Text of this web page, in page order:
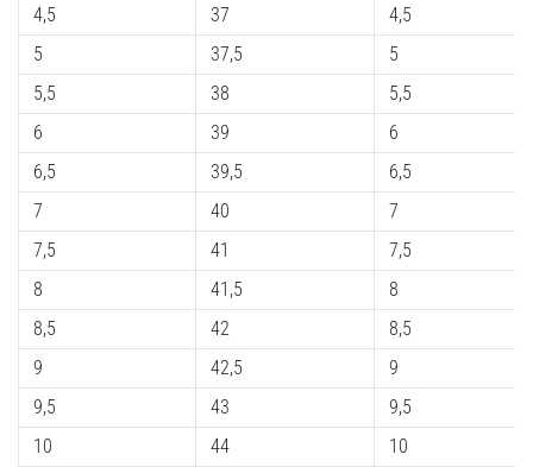
4,5
5
5,5
6
6,5
7
7,5
8
8,5
9
9,5
10
37
37,5
38
39
39,5
40
41
41,5
42
42,5
43
44
4,5
5
5,5
6
6,5
7
7,5
8
8,5
9
9,5
10